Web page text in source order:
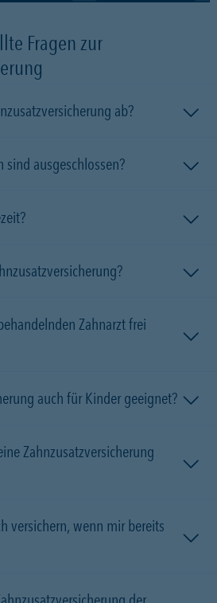
Fragen zur
ab?
sind ausgeschlossen?
Zahnarzt frei
auch für Kinder geeignet?
Zahnzusatzversicherung
versichern, wenn mir bereits